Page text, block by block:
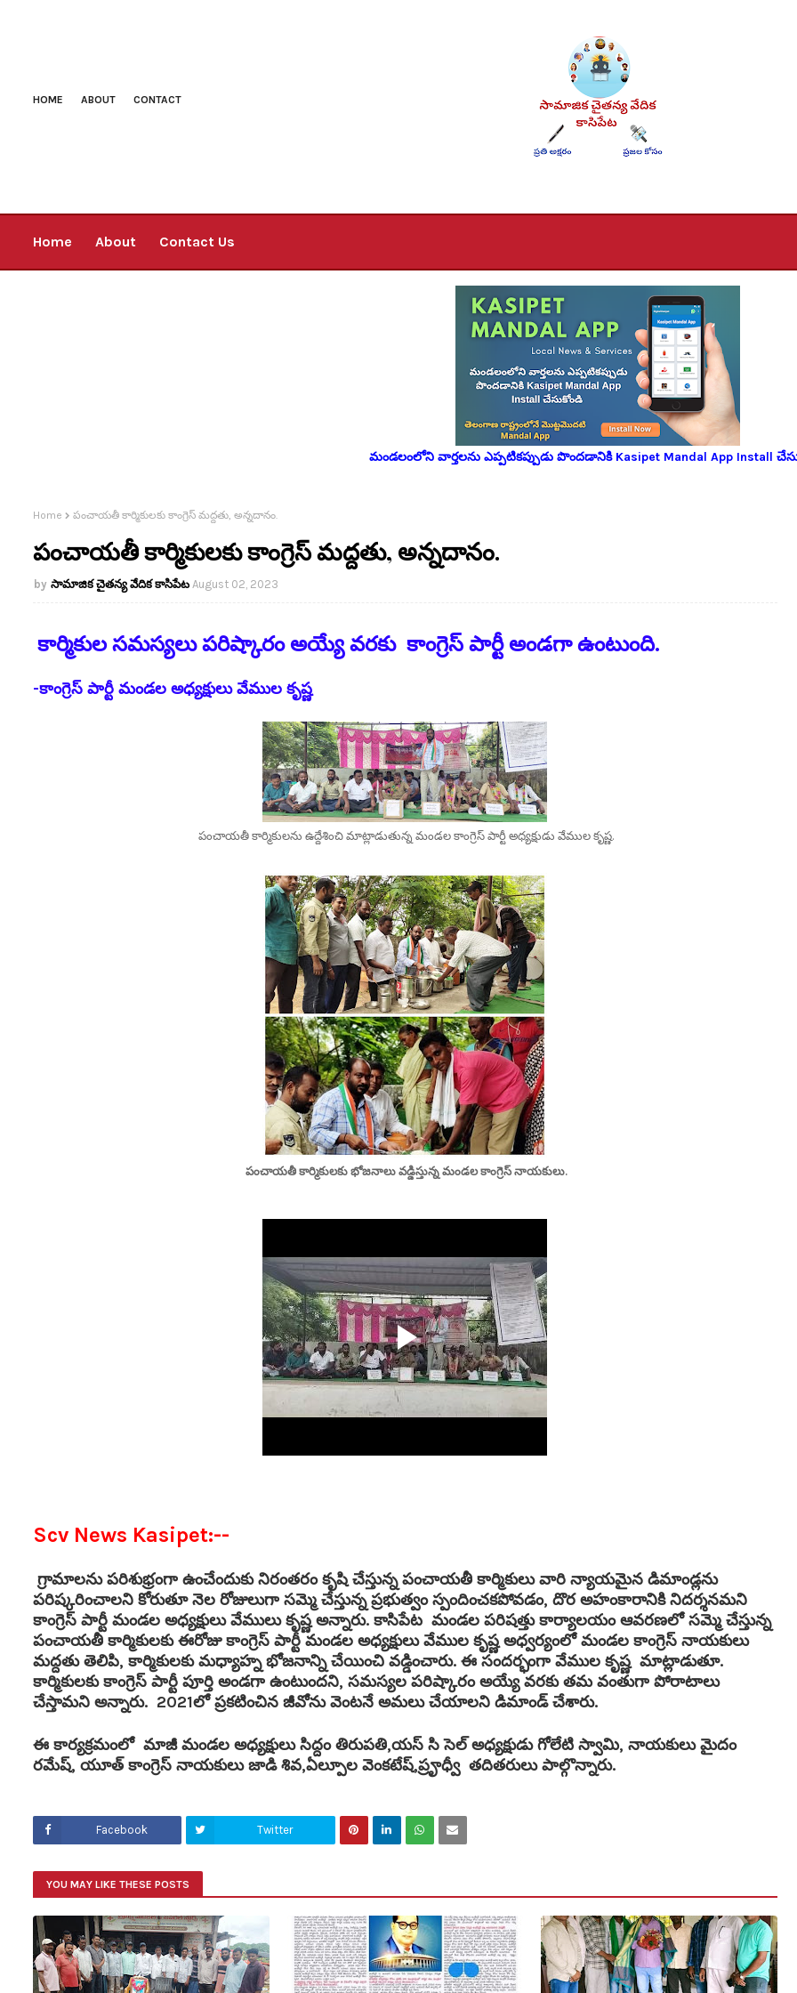
HOME ABOUT CONTACT
Home About Contact Us
మండలంలోని వార్తలను ఎప్పటికప్పుడు పొందడానికి Kasipet Mandal App Install
Home పంచాయతీ కార్మికులకు కాంగ్రెస్ మద్దతు, అన్నదానం.
పంచాయతీ కార్మికులకు కాంగ్రెస్ మద్దతు, అన్నదానం.
సామాజిక చైతన్య వేదిక కాసిపేట August 02, 2023
కార్మికుల సమస్యలు పరిష్కారం అయ్యే వరకు కాంగ్రెస్ పార్టీ అండగా ఉంటుంది.
-కాంగ్రెస్ పార్టీ మండల అధ్యక్షులు వేముల కృష్ణ
పంచాయతీ కార్మికులను ఉద్దేశించి మాట్లాడుతున్న మండల కాంగ్రెస్ పార్టీ అధ్యక్షుడు వేముల కృష్ణ.
పంచాయతీ కార్మికులకు భోజనాలు వడ్డిస్తున్న మండల కాంగ్రెస్ నాయకులు.
Scv News Kasipet:--
గ్రామాలను పరిశుభ్రంగా ఉంచేందుకు నిరంతరం కృషి చేస్తున్న పంచాయతీ కార్మికులు వారి న్యాయమైన డిమాండ్లను
పరిష్కరించాలని కోరుతూ నెల రోజులుగా సమ్మె చేస్తున్న ప్రభుత్వం స్పందించకపోవడం, దొర అహంకారానికి నిదర్శనమని
కాంగ్రెస్ పార్టీ మండల అధ్యక్షులు వేములు కృష్ణ అన్నారు. కాసిపేట మండల పరిషత్తు కార్యాలయం ఆవరణలో సమ్మె చేస్తున్న
పంచాయతీ కార్మికులకు ఈరోజు కాంగ్రెస్ పార్టీ మండల అధ్యక్షులు వేముల కృష్ణ అధ్వర్యంలో మండల కాంగ్రెస్ నాయకులు
మద్దతు తెలిపి, కార్మికులకు మధ్యాహ్న భోజనాన్ని చేయించి వడ్డించారు. ఈ సందర్భంగా వేముల కృష్ణ మాట్లాడుతూ.
కార్మికులకు కాంగ్రెస్ పార్టీ పూర్తి అండగా ఉంటుందని, సమస్యల పరిష్కారం అయ్యే వరకు తమ వంతుగా పోరాటాలు
చేస్తామని అన్నారు. 2021లో ప్రకటించిన జీవోను వెంటనే అమలు చేయాలని డిమాండ్ చేశారు.
ఈ కార్యక్రమంలో మాజీ మండల అధ్యక్షులు సిద్దం తిరుపతి,యస్ సి సెల్ అధ్యక్షుడు గోలేటి స్వామి, నాయకులు మైదం
రమేష్, యూత్ కాంగ్రెస్ నాయకులు జాడి శివ,ఏల్పూల వెంకటేష్,ప్రౄధ్వీ తదితరులు పాల్గొన్నారు.
Facebook Twitter
YOU MAY LIKE THESE POSTS